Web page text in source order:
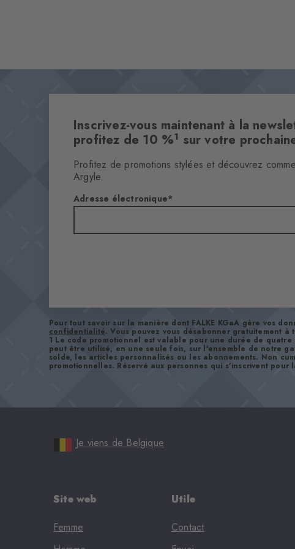
Inscrivez-vous maintenant à la
profitez de 10 %1 sur votre
Profitez de promotions stylées et découvrez
Argyle.
Adresse électronique
Pour tout savoir sur la manière dont FALKE KGaA gère vos
confidentialité. Vous pouvez vous désabonner gratuitement à
1 Le code promotionnel est valable pour une durée de
peut être utilisé, en une seule fois, sur l'ensemble de notre
solde, les articles personnalisés ou les abonnements. Non
promotionnelles. Réservé aux personnes qui s'inscrivent pour
Je viens de Belgique
Site web
Femme
Utile
Contact